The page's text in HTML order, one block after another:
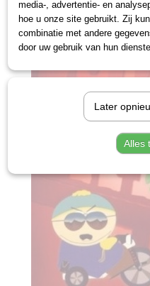
media-, advertentie- en
hoe u onze site gebruikt. Zij
combinatie met andere
door uw gebruik van hun
Later
Alles